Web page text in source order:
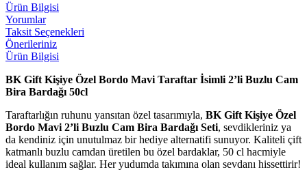
Ürün Bilgisi
Yorumlar
Taksit Seçenekleri
Önerileriniz
Ürün Bilgisi
BK Gift Kişiye Özel Bordo Mavi Taraftar İsimli 2’li Buzlu Cam
Bira Bardağı 50cl
Taraftarlığın ruhunu yansıtan özel tasarımıyla, BK Gift Kişiye Özel
Bordo Mavi 2’li Buzlu Cam Bira Bardağı Seti, sevdikleriniz ya
da kendiniz için unutulmaz bir hediye alternatifi sunuyor. Kaliteli çift
katmanlı buzlu camdan üretilen bu özel bardaklar, 50 cl hacmiyle
ideal kullanım sağlar. Her yudumda takımına olan sevdanı hissettirir!